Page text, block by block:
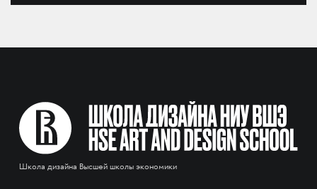
Школа дизайна Высшей школы экономики